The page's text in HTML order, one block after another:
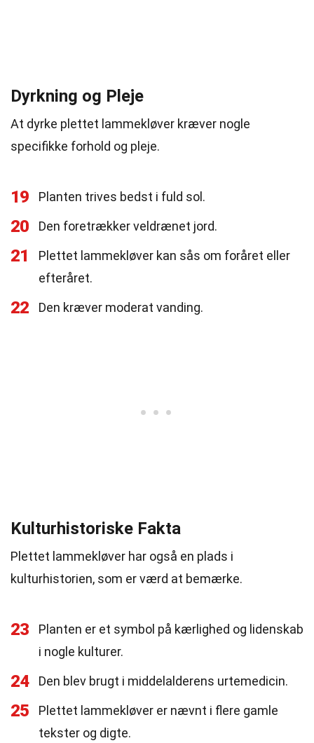
Dyrkning og Pleje
At dyrke plettet lammekløver kræver nogle
specifikke forhold og pleje.
19 Planten trives bedst i fuld sol.
20 Den foretrækker veldrænet jord.
21
Plettet lammekløver kan sås om foråret eller
efteråret.
22 Den kræver moderat vanding.
Kulturhistoriske Fakta
Plettet lammekløver har også en plads i
kulturhistorien, som er værd at bemærke.
23
Planten er et symbol på kærlighed og lidenskab
i nogle kulturer.
24 Den blev brugt i middelalderens urtemedicin.
25
Plettet lammekløver er nævnt i flere gamle
tekster og digte.